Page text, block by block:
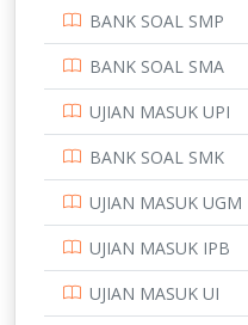
PTDI STTD
SMA
SMK
SMP
BANK SOAL SMP
BANK SOAL SMA
UJIAN MASUK UPI
BANK SOAL SMK
UJIAN MASUK UGM
UJIAN MASUK IPB
UJIAN MASUK UI